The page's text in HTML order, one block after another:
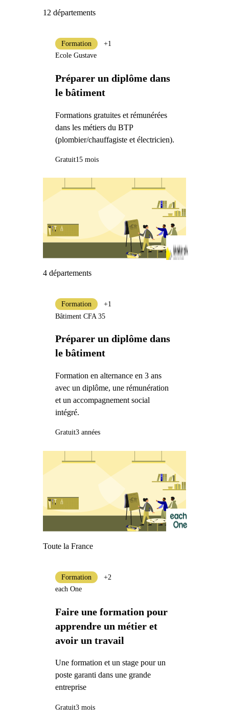
12 départements
Préparer un diplôme dans
le bâtiment
Formations gratuites et rémunérées
dans les métiers du BTP
(plombier/chauffagiste et électricien).
Formation
+1
Ecole Gustave
Gratuit15 mois
4 départements
Préparer un diplôme dans
le bâtiment
Formation en alternance en 3 ans
avec un diplôme, une rémunération
et un accompagnement social
intégré.
Formation
+1
Bâtiment CFA 35
Gratuit3 années
Toute la France
Faire une formation pour
apprendre un métier et
avoir un travail
Une formation et un stage pour un
poste garanti dans une grande
entreprise
Formation
+2
each One
Gratuit3 mois